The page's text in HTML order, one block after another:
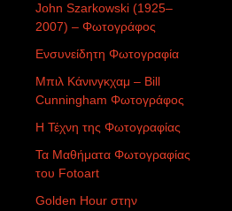
John Szarkowski (1925–
2007) – Φωτογράφος
Ενσυνείδητη Φωτογραφία
Μπιλ Κάνινγκχαμ – Bill
Cunningham Φωτογράφος
Η Τέχνη της Φωτογραφίας
Τα Μαθήματα Φωτογραφίας
του Fotoart
Golden Hour στην